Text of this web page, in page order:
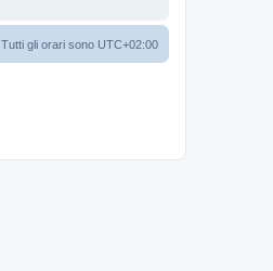
Tutti gli orari sono UTC+02:00